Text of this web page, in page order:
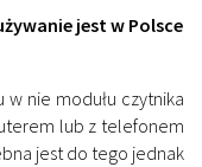
jest w Polsce
w nie modułu czytnika
lub z telefonem
jest do tego jednak